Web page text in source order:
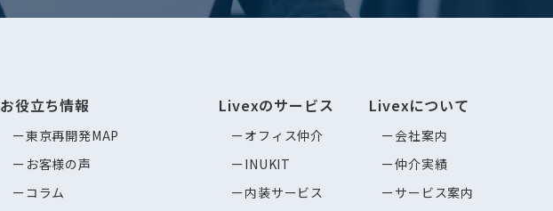
お役立ち情報
東京再開発MAP
お客様の声
コラム
Livexのサービス
オフィス仲介
INUKIT
内装サービス
Livexについて
会社案内
仲介実績
サービス案内